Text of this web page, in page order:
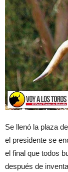
Se llenó la plaza
el presidente se
el final que todos
después de